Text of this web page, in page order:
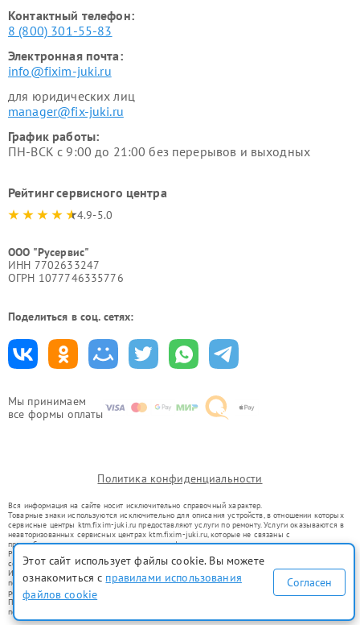
Мы принимаем
все формы оплаты
Контактный телефон:
8 (800) 301-55-83
Электронная почта:
info@fixim-juki.ru
для юридических лиц
manager@fix-juki.ru
График работы:
ПН-ВСК с 9:00 до 21:00 без перерывов и выходных
Рейтинг сервисного центра
4.9-5.0
ООО "Русервис"
ИНН 7702633247
ОГРН 1077746335776
Поделиться в соц. сетях:
Политика конфиденциальности
Вся информация на сайте носит исключительно справочный характер.
Товарные знаки используются исключительно для описания устройств, в отношении которых
сервисные центры ktm.fixim-juki.ru предоставляют услуги по ремонту. Услуги оказываются в
неавторизованных сервисных центрах ktm.fixim-juki.ru, которые не связаны с
правообладателями товарных знаков или их официальными представителями.
Ремонт осуществляется для устройств, уже введенных в гражданский оборот в соответствии
со статьей 1487 ГК РФ.
Использование товарных знаков не преследует цели индивидуализации услуг или введения
потребителей в заблуждение, а служит для информирования о предоставляемых услугах по
ремонту техники указанных брендов.
Представленная на сайте информация не является публичной офертой, определяемой
положениями Статьи 437(2) Гражданского кодекса РФ
Этот сайт использует файлы cookie. Вы можете
ознакомиться с правилами использования
файлов cookie
Согласен